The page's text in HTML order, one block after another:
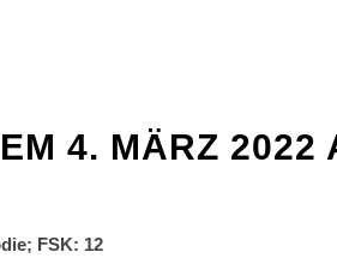
4. MÄRZ 2022
FSK: 12